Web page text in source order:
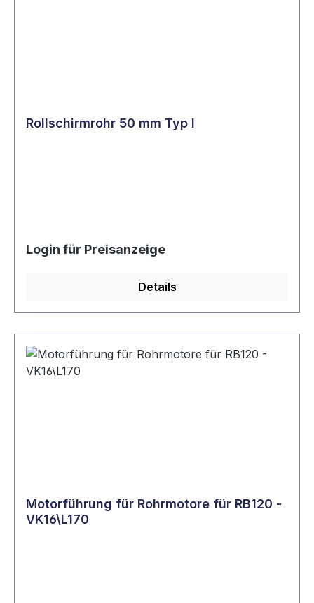
Rollschirmrohr 50 mm Typ I
Login für Preisanzeige
Details
Motorführung für Rohrmotore für RB120 -
VK16\L170